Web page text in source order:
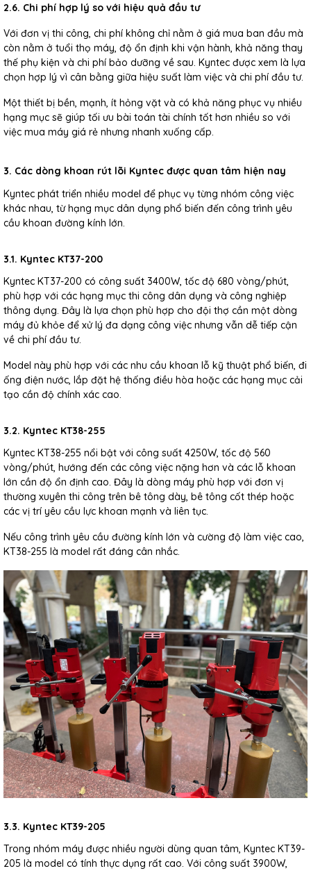
2.6. Chi phí hợp lý so với hiệu quả đầu tư
Với đơn vị thi công, chi phí không chỉ nằm ở giá mua ban đầu mà
còn nằm ở tuổi thọ máy, độ ổn định khi vận hành, khả năng thay
thế phụ kiện và chi phí bảo dưỡng về sau. Kyntec được xem là lựa
chọn hợp lý vì cân bằng giữa hiệu suất làm việc và chi phí đầu tư.
Một thiết bị bền, mạnh, ít hỏng vặt và có khả năng phục vụ nhiều
hạng mục sẽ giúp tối ưu bài toán tài chính tốt hơn nhiều so với
việc mua máy giá rẻ nhưng nhanh xuống cấp.
3. Các dòng khoan rút lõi Kyntec được quan tâm hiện nay
Kyntec phát triển nhiều model để phục vụ từng nhóm công việc
khác nhau, từ hạng mục dân dụng phổ biến đến công trình yêu
cầu khoan đường kính lớn.
3.1. Kyntec KT37-200
Kyntec KT37-200 có công suất 3400W, tốc độ 680 vòng/phút,
phù hợp với các hạng mục thi công dân dụng và công nghiệp
thông dụng. Đây là lựa chọn phù hợp cho đội thợ cần một dòng
máy đủ khỏe để xử lý đa dạng công việc nhưng vẫn dễ tiếp cận
về chi phí đầu tư.
Model này phù hợp với các nhu cầu khoan lỗ kỹ thuật phổ biến, đi
ống điện nước, lắp đặt hệ thống điều hòa hoặc các hạng mục cải
tạo cần độ chính xác cao.
3.2. Kyntec KT38-255
Kyntec KT38-255 nổi bật với công suất 4250W, tốc độ 560
vòng/phút, hướng đến các công việc nặng hơn và các lỗ khoan
lớn cần độ ổn định cao. Đây là dòng máy phù hợp với đơn vị
thường xuyên thi công trên bê tông dày, bê tông cốt thép hoặc
các vị trí yêu cầu lực khoan mạnh và liên tục.
Nếu công trình yêu cầu đường kính lớn và cường độ làm việc cao,
KT38-255 là model rất đáng cân nhắc.
3.3. Kyntec KT39-205
Trong nhóm máy được nhiều người dùng quan tâm, Kyntec KT39-
205 là model có tính thực dụng rất cao. Với công suất 3900W,